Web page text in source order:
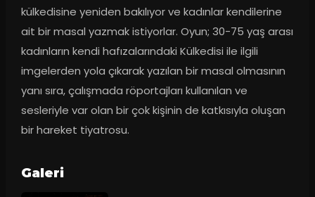
külkedisine yeniden bakılıyor ve kadınlar kendilerine
ait bir masal yazmak istiyorlar. Oyun; 30-75 yaş arası
kadınların kendi hafızalarındaki Külkedisi ile ilgili
imgelerden yola çıkarak yazılan bir masal olmasının
yanı sıra, çalışmada röportajları kullanılan ve
sesleriyle var olan bir çok kişinin de katkısıyla oluşan
bir hareket tiyatrosu.
Galeri